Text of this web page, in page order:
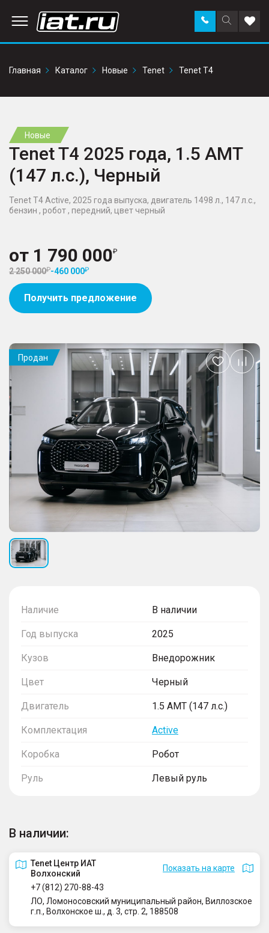
Поиск
по
Заказать
звонок в
Главная
Каталог Новые Tenet Tenet T4
Новые
Tenet T4 2025 года, 1.5 AMT
(147 л.с.), Черный
Tenet T4 Active, 2025 года выпуска, двигатель 1498 л., 147 л.с.,
бензин , робот , передний, цвет черный
от 1 790 000
2 250 000 -460 000
Получить предложение
Наличие В наличии
Год выпуска 2025
Кузов Внедорожник
Цвет Черный
Двигатель 1.5 AMT (147 л.с.)
Комплектация Active
Коробка Робот
Руль Левый руль
В наличии:
Tenet Центр ИАТ
Волхонский
Показать на карте
+7 (812) 270-88-43
ЛО, Ломоносовский муниципальный район, Виллозское
г.п., Волхонское ш., д. 3, стр. 2, 188508
Продан
Добавить
в
избранное